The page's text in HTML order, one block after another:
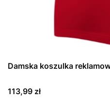
Damska koszulka
Cena
113,99 zł